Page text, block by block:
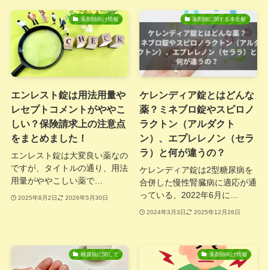
薬剤師向け情報
エンレスト錠は用法用量や
レセプトコメントがややこ
しい？保険請求上の注意点
をまとめました！
エンレスト錠は大変良い薬なの
ですが、タイトルの通り、用法
用量がややこしい薬で…
2025年8月2日 2026年5月30日
薬剤師に関する本全般
ケレンディア錠とはどんな
薬？ミネブロ錠やスピロノ
ラクトン（アルダクト
ン）、エプレレノン（セラ
ラ）と何が違うの？
ケレンディア錠は2型糖尿病を
合併した慢性腎臓病に適応が通
っている、2022年6月に…
2024年3月3日 2025年12月26日
糖尿病に関して 薬剤師向け情報